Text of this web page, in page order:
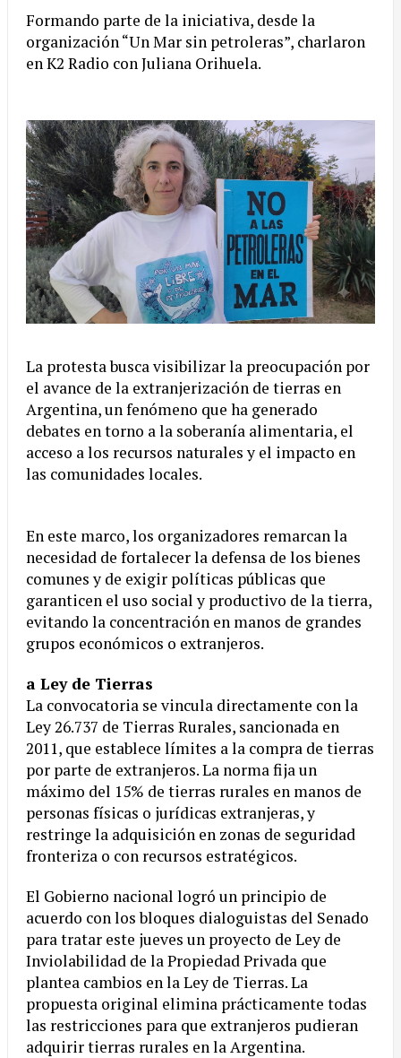
Formando parte de la iniciativa, desde la
organización “Un Mar sin petroleras”, charlaron
en K2 Radio con Juliana Orihuela.
La protesta busca visibilizar la preocupación por
el avance de la extranjerización de tierras en
Argentina, un fenómeno que ha generado
debates en torno a la soberanía alimentaria, el
acceso a los recursos naturales y el impacto en
las comunidades locales.
En este marco, los organizadores remarcan la
necesidad de fortalecer la defensa de los bienes
comunes y de exigir políticas públicas que
garanticen el uso social y productivo de la tierra,
evitando la concentración en manos de grandes
grupos económicos o extranjeros.
a Ley de Tierras
La convocatoria se vincula directamente con la
Ley 26.737 de Tierras Rurales, sancionada en
2011, que establece límites a la compra de tierras
por parte de extranjeros. La norma fija un
máximo del 15% de tierras rurales en manos de
personas físicas o jurídicas extranjeras, y
restringe la adquisición en zonas de seguridad
fronteriza o con recursos estratégicos.
El Gobierno nacional logró un principio de
acuerdo con los bloques dialoguistas del Senado
para tratar este jueves un proyecto de Ley de
Inviolabilidad de la Propiedad Privada que
plantea cambios en la Ley de Tierras. La
propuesta original elimina prácticamente todas
las restricciones para que extranjeros pudieran
adquirir tierras rurales en la Argentina.